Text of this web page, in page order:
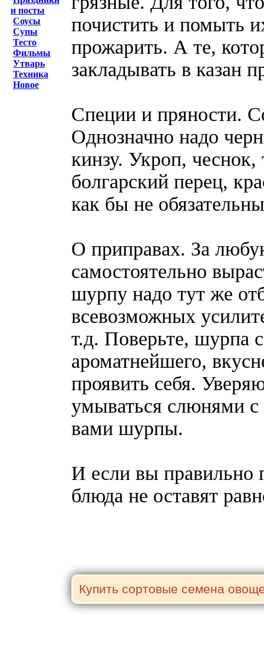
и посты
Соусы
Супы
Тесто
Фильмы
Утварь
Техника
Новое
почистить и помыть
прожарить. А те,
закладывать в казан
Специи и пряности.
Однозначно надо
кинзу. Укроп,
болгарский перец,
как бы не
О приправах. За
самостоятельно
шурпу надо тут же
всевозможных
т.д. Поверьте, шурпа
ароматнейшего,
проявить себя.
умываться слюнями с
вами шурпы.
И если вы правильно
блюда не оставят